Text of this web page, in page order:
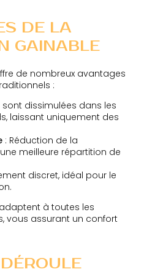
DE LA
GAINABLE
de nombreux avantages
:
sont dissimulées dans les
laissant uniquement des
: Réduction de la
meilleure répartition de
discret, idéal pour le
à toutes les
vous assurant un confort